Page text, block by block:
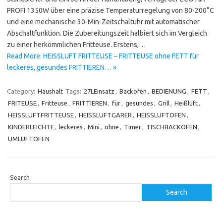
PROFI 1350W über eine präzise Temperaturregelung von 80-200°C
und eine mechanische 30-Min-Zeitschaltuhr mit automatischer
Abschaltfunktion. Die Zubereitungszeit halbiert sich im Vergleich
zu einer herkömmlichen Fritteuse. Erstens,…
Read More: HEISSLUFT FRITTEUSE – FRITTEUSE ohne FETT für
leckeres, gesundes FRITTIEREN… »
Category: Haushalt Tags: 27LEinsatz , Backofen , BEDIENUNG , FETT ,
FRITEUSE, Fritteuse , FRITTIEREN , für, gesundes , Grill, Heißluft,
HEISSLUFTFRITTEUSE, HEISSLUFTGARER , HEISSLUFTOFEN ,
KINDERLEICHTE, leckeres , Mini , ohne , Timer, TISCHBACKOFEN ,
UMLUFTOFEN
Search
Search